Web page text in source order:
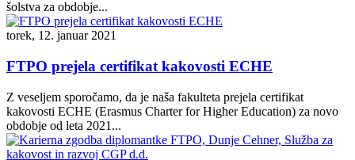
šolstva za obdobje...
torek, 12. januar 2021
FTPO prejela certifikat kakovosti ECHE
Z veseljem sporočamo, da je naša fakulteta prejela certifikat
kakovosti ECHE (Erasmus Charter for Higher Education) za novo
obdobje od leta 2021...